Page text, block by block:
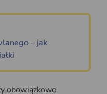
– jak
obowiązkowo